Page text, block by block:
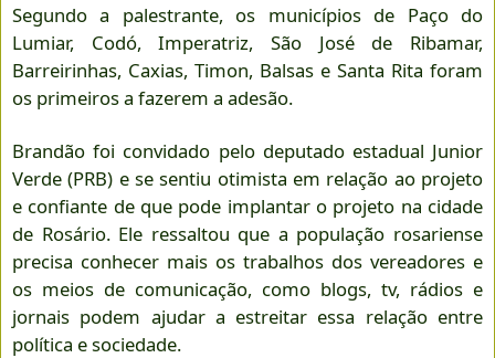
Segundo a palestrante, os municípios de Paço do
Lumiar, Codó, Imperatriz, São José de Ribamar,
Barreirinhas, Caxias, Timon, Balsas e Santa Rita foram
os primeiros a fazerem a adesão.
Brandão foi convidado pelo deputado estadual Junior
Verde (PRB) e se sentiu otimista em relação ao projeto
e confiante de que pode implantar o projeto na cidade
de Rosário. Ele ressaltou que a população rosariense
precisa conhecer mais os trabalhos dos vereadores e
os meios de comunicação, como blogs, tv, rádios e
jornais podem ajudar a estreitar essa relação entre
política e sociedade.